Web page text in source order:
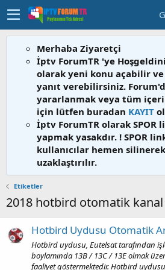
Merhaba Ziyaretçi
İptv ForumTR 'ye
olarak yeni konu açabilir
yanıt verebilirsiniz.
yararlanmak veya tüm
için lütfen buradan KAYIT
İptv ForumTR olarak SPOR
yapmak yasakdır. ! SPOR
kullanıcılar hemen
uzaklaştırılır.
Etiketler
2018 hotbird otomatik
Hotbird Uydusu Otomatik
Hotbird uydusu, Eutelsat tarafından
boylamında 13B / 13C / 13E olmak
faaliyet göstermektedir. Hotbird